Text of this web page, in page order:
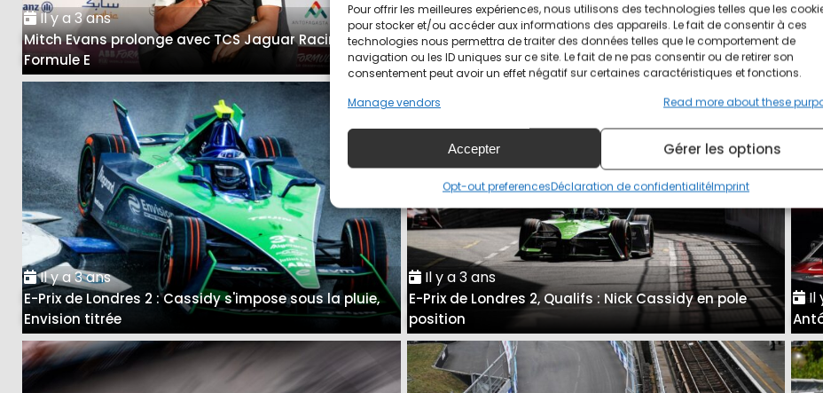
Pour offrir les meilleures expériences, nous utilisons des technologies telles que les
pour stocker et/ou accéder aux informations des appareils. Le fait de consentir à ces
technologies nous permettra de traiter des données telles que le comportement de
navigation ou les ID uniques sur ce site. Le fait de ne pas consentir ou de retirer son
consentement peut avoir un effet négatif sur certaines caractéristiques et fonctions.
Manage vendors
Read more about these
Accepter Gérer les options
Opt-out preferencesDéclaration de confidentialitéImprint
Il y a 3 ans
Mitch Evans prolonge avec TCS Jaguar Racing en
Formule E
Il y a 3 ans
ABT-Cupra confirme le départ de Robin Frijns
Il y a 3 ans
E-Prix de Londres 2 : Cassidy s'impose sous la pluie,
Envision titrée
Il y a 3 ans
E-Prix de Londres 2, Qualifs : Nick Cassidy en pole
position
Il